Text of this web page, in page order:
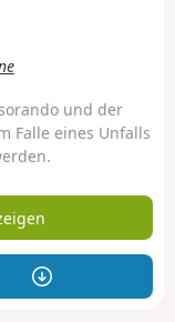
und der
Falle eines Unfalls